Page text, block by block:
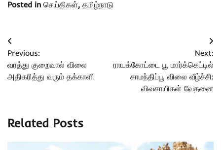
Posted in செய்திகள், தமிழ்நாடு
Post
navigation
Previous:
வரத்து குறைவால் விலை
அதிகரித்து வரும் தக்காளி
Next:
ராயக்கோட்டை பூ மார்க்கெட்டில்
சாமந்திப்பூ விலை வீழ்ச்சி:
விவசாயிகள் வேதனை
Related Posts